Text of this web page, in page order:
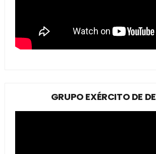
GRUPO EXÉRCITO DE